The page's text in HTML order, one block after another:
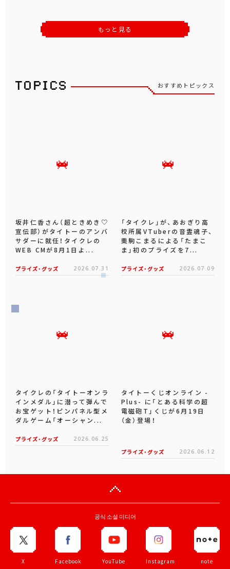
もっと見る
おすすめトピックス
坂井仁香さん（超ときめき♡
宣伝部）がタイトーのアンバ
サダーに就任！タイクレの
WEB CMが8月1日よ...
プライズ・グッズ 2026.07.31
「タイクレ」が、あおぎり高
校所属VTuberの音霊魂子、
栗駒こまるによる「たまこ
ま」初のプライズを7...
プライズ・グッズ 2026.07.09
タイクレの「タイトーオンラ
インメダル」に潜って弾んで
お宝ゲット！ピンパネル型メ
ダルゲーム「オーシャン...
プライズ・グッズ 2026.06.25
タイトーくじオンライン -
Plus- に「とある科学の超
電磁砲T」くじが6月19日
（金）登場！
プライズ・グッズ 2026.06.12
공식 소셜 미디어
X Facebook YouTube Instagram note